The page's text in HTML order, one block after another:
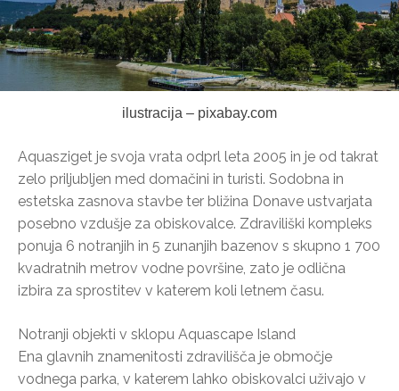
ilustracija – pixabay.com
Aquasziget je svoja vrata odprl leta 2005 in je od takrat
zelo priljubljen med domačini in turisti. Sodobna in
estetska zasnova stavbe ter bližina Donave ustvarjata
posebno vzdušje za obiskovalce. Zdraviliški kompleks
ponuja 6 notranjih in 5 zunanjih bazenov s skupno 1 700
kvadratnih metrov vodne površine, zato je odlična
izbira za sprostitev v katerem koli letnem času.
Notranji objekti v sklopu Aquascape Island
Ena glavnih znamenitosti zdravilišča je območje
vodnega parka, v katerem lahko obiskovalci uživajo v